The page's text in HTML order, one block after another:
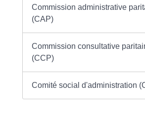
Commission administrative
(CAP)
Commission consultative
(CCP)
Comité social d'administration